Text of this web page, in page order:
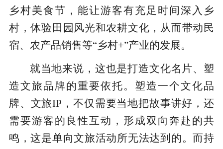
乡村美食节，能让游客有充足时间深入乡
村，体验田园风光和农耕文化，从而带动民
宿、农产品销售等“乡村+”产业的发展。
就当地来说，这也是打造文化名片、塑
造文旅品牌的重要依托。塑造一个文化品
牌、文旅IP，不仅需要当地把故事讲好，还
需要游客的良性互动，形成双向奔赴的共
鸣，这是单向文旅活动所无法达到的。而持